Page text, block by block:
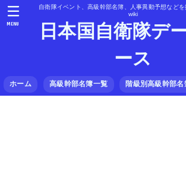
自衛隊イベント、高級幹部名簿、人事異動予想など
wiki
日本国自衛隊デ
ース
ホーム 高級幹部名簿一覧 階級別高級幹部名
MENU